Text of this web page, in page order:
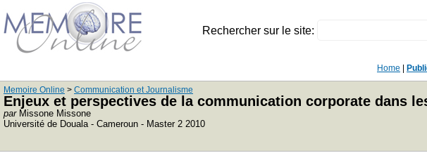
Rechercher sur le site:
Home
Memoire Online > Communication et Journalisme
Enjeux et perspectives de la communication corporate dans
parMissone Missone
Université de Douala - Cameroun - Master 2 2010